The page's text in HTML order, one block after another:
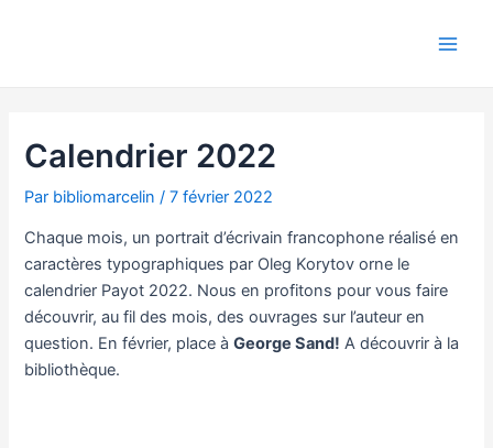
Calendrier 2022
Par bibliomarcelin/7 février 2022
Chaque mois, un portrait d’écrivain francophone réalisé en
caractères typographiques par Oleg Korytov orne le
calendrier Payot 2022. Nous en profitons pour vous faire
découvrir, au fil des mois, des ouvrages sur l’auteur en
question. En février, place àGeorge Sand! A découvrir à la
bibliothèque.